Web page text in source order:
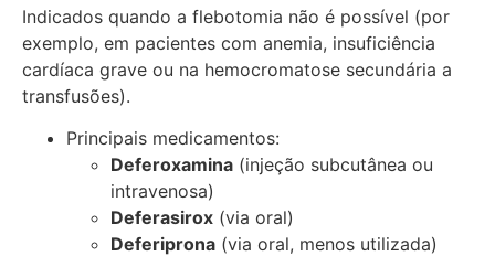
Indicados quando a flebotomia não é possível (por
exemplo, em pacientes com anemia, insuficiência
cardíaca grave ou na hemocromatose secundária a
transfusões).
Principais medicamentos:
Deferoxamina (injeção subcutânea ou
intravenosa)
Deferasirox (via oral)
Deferiprona (via oral, menos utilizada)